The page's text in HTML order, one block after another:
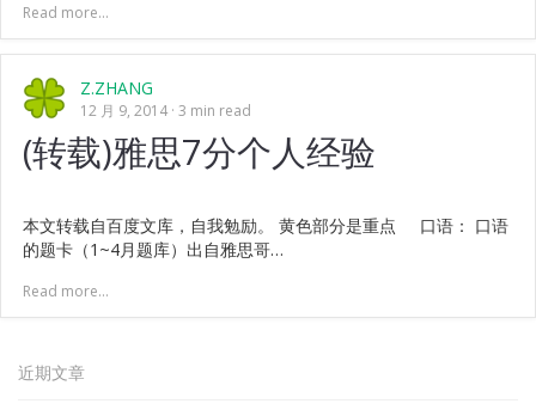
Read more...
Z.ZHANG
12 月 9, 2014 3 min read
(转载)雅思7分个人经验
本文转载自百度文库，自我勉励。 黄色部分是重点 口语： 口语
的题卡（1~4月题库）出自雅思哥…
Read more...
近期文章